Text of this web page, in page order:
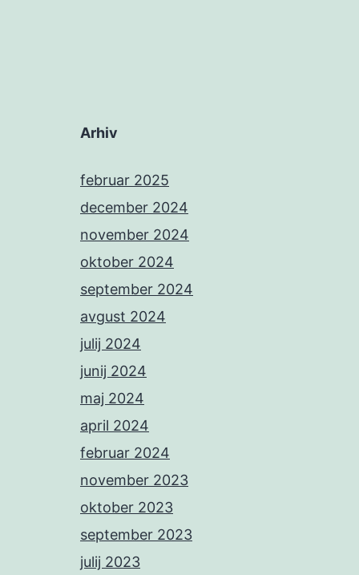
Arhiv
februar 2025
december 2024
november 2024
oktober 2024
september 2024
avgust 2024
julij 2024
junij 2024
maj 2024
april 2024
februar 2024
november 2023
oktober 2023
september 2023
julij 2023